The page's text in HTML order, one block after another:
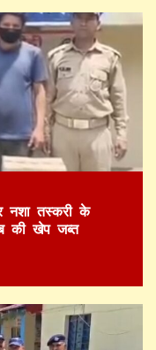
नशा तस्करी के
की खेप जब्त